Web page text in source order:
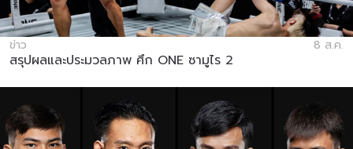
ข่าว 8 ส.ค.
สรุปผลและประมวลภาพ ศึก ONE ซามูไร 2